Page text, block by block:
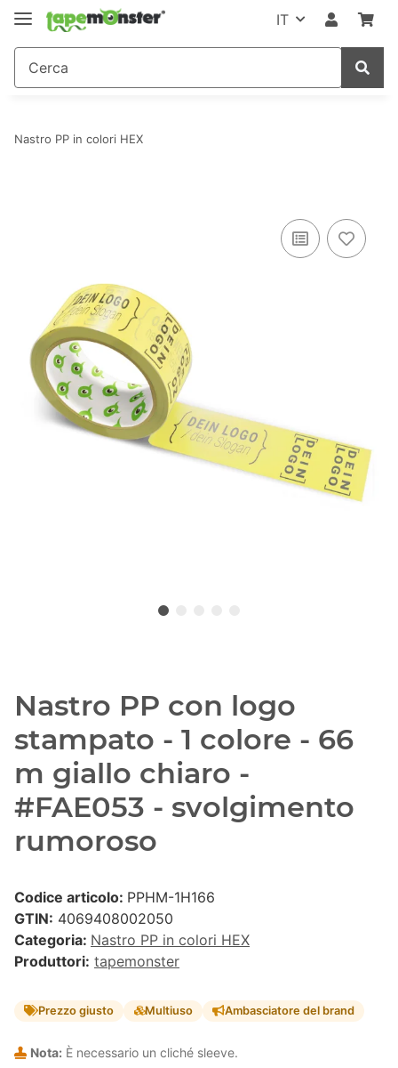
IT
Nastro PP in colori HEX
Nastro PP con logo
stampato - 1 colore - 66
m giallo chiaro -
#FAE053 - svolgimento
rumoroso
Codice articolo: PPHM-1H166
GTIN: 4069408002050
Categoria: Nastro PP in colori HEX
Produttori: tapemonster
Prezzo giusto Multiuso Ambasciatore del brand
Nota: È necessario un cliché sleeve.